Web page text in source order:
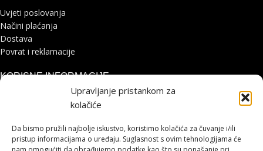
Upravljanje pristankom za
kolačiće
Da bismo pružili najbolje iskustvo, koristimo kolačića za čuvanje i/ili
pristup informacijama o uređaju. Suglasnost s ovim tehnologijama će
Uvjeti poslovanja
Načini plaćanja
Dostava
Povrat i reklamacije
KORISNE INFORMACIJE
Zaštita osobnih podataka
Pohvale i prigovori
Platforma za online rješavanje sporova